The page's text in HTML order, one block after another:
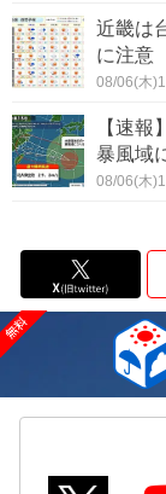
近畿は
に注意
08/06(木
【速
暴風域
08/06(木